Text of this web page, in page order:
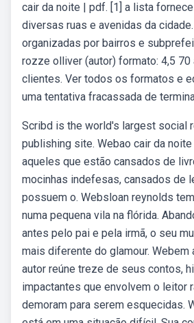
cair da noite | pdf. [1] a lista
diversas ruas e avenidas da
organizadas por bairros e
rozze olliver (autor) formato: 4,5 70
clientes. Ver todos os formatos e
uma tentativa fracassada de
Scribd is the world's largest social
publishing site. Webao cair da
aqueles que estão cansados de
mocinhas indefesas, cansados de
possuem o. Websloan reynolds
numa pequena vila na flórida.
antes pelo pai e pela irmã, o seu
mais diferente do glamour. Webem
autor reúne treze de seus contos,
impactantes que envolvem o leitor
demoram para serem esquecidas.